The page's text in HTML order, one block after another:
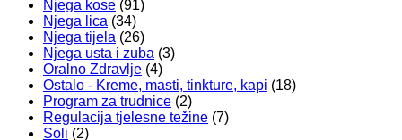
Njega kose (91)
Njega lica (34)
Njega tijela (26)
Njega usta i zuba (3)
Oralno Zdravlje (4)
Ostalo - Kreme, masti, tinkture, kapi (18)
Program za trudnice (2)
Regulacija tjelesne težine (7)
Soli (2)